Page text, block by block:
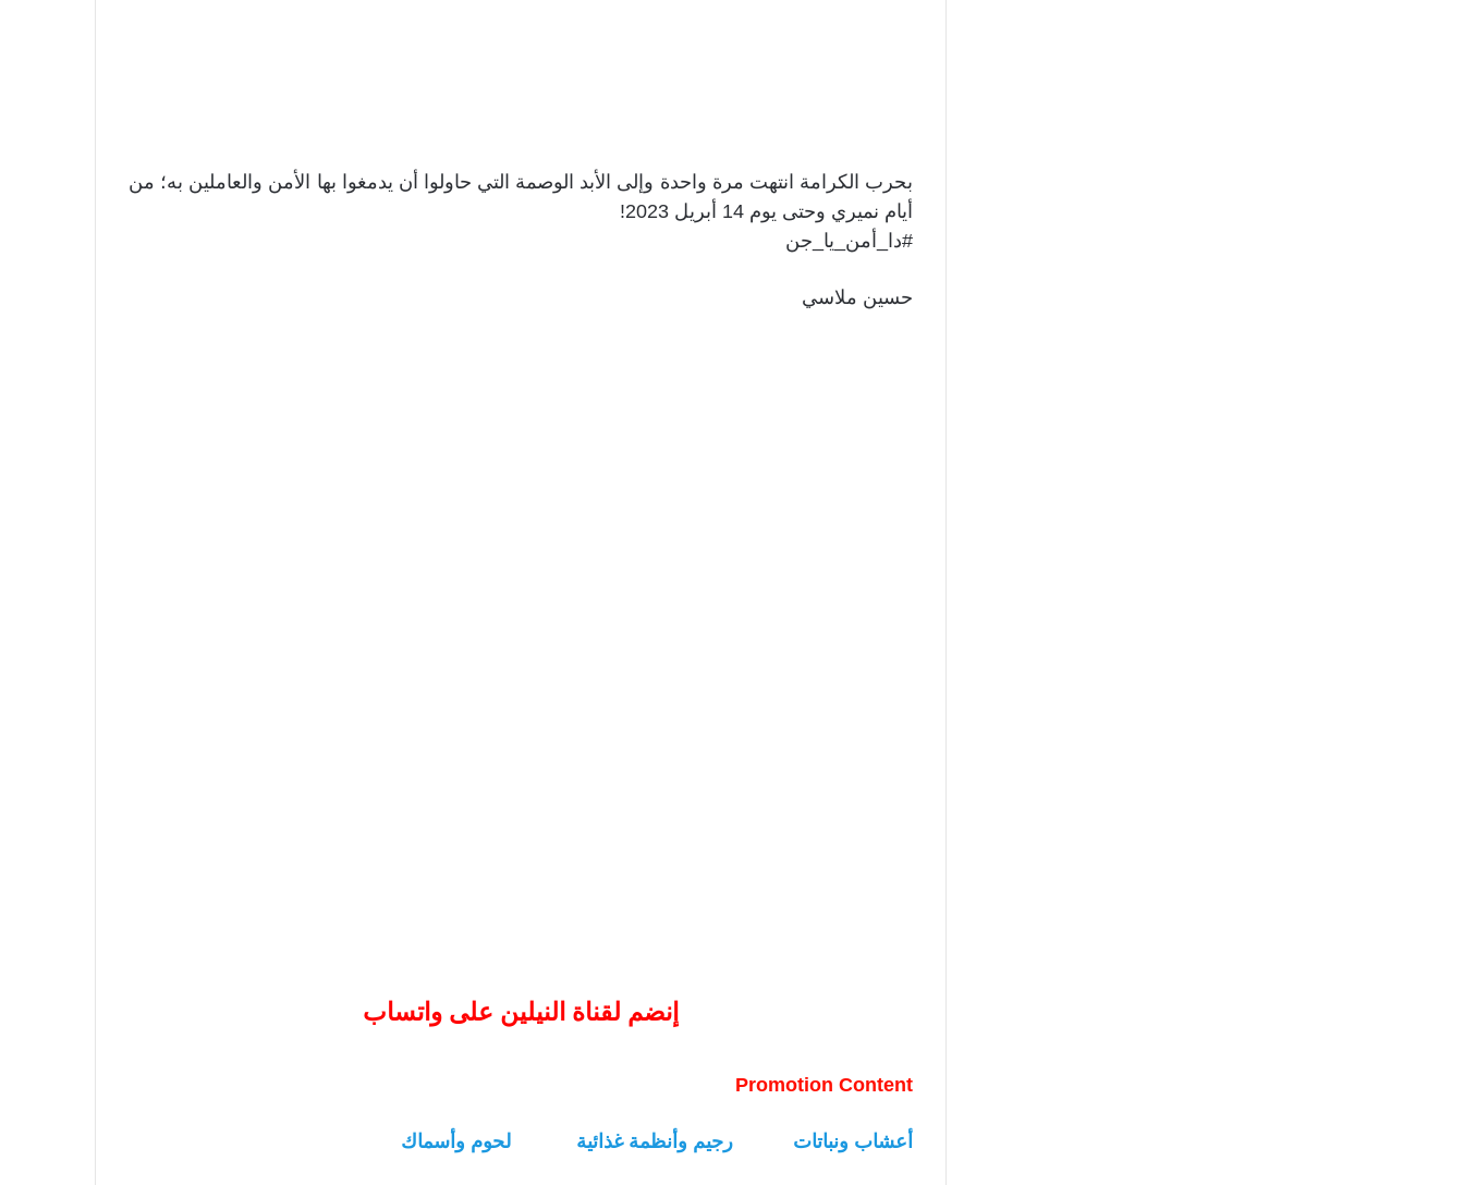
بحرب الكرامة انتهت مرة واحدة وإلى الأبد الوصمة التي حاولوا أن يدمغوا بها الأمن والعاملين به؛ من
أيام نميري وحتى يوم 14 أبريل 2023!
#دا_أمن_يا_جن
حسين ملاسي
إنضم لقناة النيلين على واتساب
Promotion Content
أعشاب ونباتات رجيم وأنظمة غذائية لحوم وأسماك